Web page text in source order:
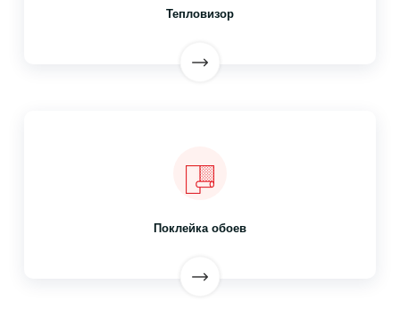
Тепловизор
Поклейка обоев